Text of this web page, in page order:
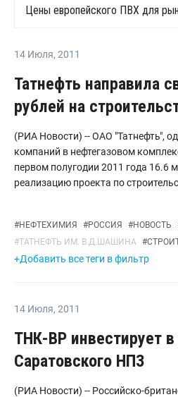
14 Июля, 2011
Татнефть направила
рублей на
(РИА Новости) -- ОАО "Татнефть",
компаний в нефтегазовом
первом полугодии 2011 года 16.6
реализацию проекта по
#НЕФТЕХИМИЯ #РОССИЯ #НОВОСТЬ
#ТАТНЕФТЬ ИМ. В.Д.ШАШИНА #
+Добавить все теги в фильтр
14 Июля, 2011
ТНК-ВР инвестирует
Саратовского НПЗ
(РИА Новости) -- Российско-